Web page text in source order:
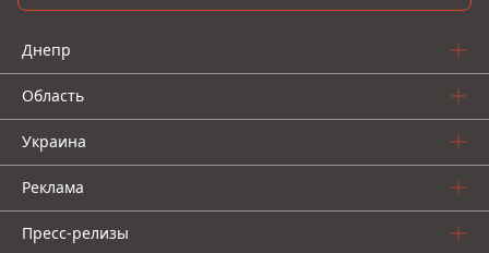
Днепр
Область
Украина
Реклама
Пресс-релизы